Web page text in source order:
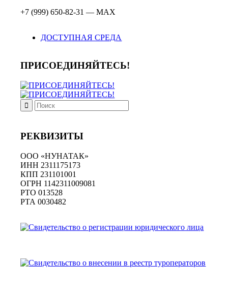
+7 (999) 650-82-31 — MAX
ДОСТУПНАЯ СРЕДА
ПРИСОЕДИНЯЙТЕСЬ!
РЕКВИЗИТЫ
ООО «НУНАТАК»
ИНН 2311175173
КПП 231101001
ОГРН 1142311009081
PTO 013528
РТА 0030482